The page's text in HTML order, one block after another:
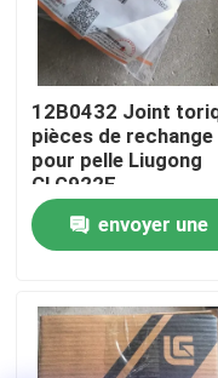
Contact
nouvelles
Demande de
Pièces de
12B0432 Joint
pièces de rechange
pour pelle Liugong
CLG922E
envoyer une